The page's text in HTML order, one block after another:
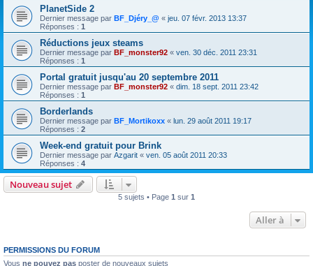
PlanetSide 2
Dernier message par BF_Djéry_@ « jeu. 07 févr. 2013 13:37
Réponses : 1
Réductions jeux steams
Dernier message par BF_monster92 « ven. 30 déc. 2011 23:31
Réponses : 1
Portal gratuit jusqu'au 20 septembre 2011
Dernier message par BF_monster92 « dim. 18 sept. 2011 23:42
Réponses : 1
Borderlands
Dernier message par BF_Mortikoxx « lun. 29 août 2011 19:17
Réponses : 2
Week-end gratuit pour Brink
Dernier message par Azgarit « ven. 05 août 2011 20:33
Réponses : 4
Nouveau sujet
5 sujets • Page 1 sur 1
Aller à
PERMISSIONS DU FORUM
Vous ne pouvez pas poster de nouveaux sujets